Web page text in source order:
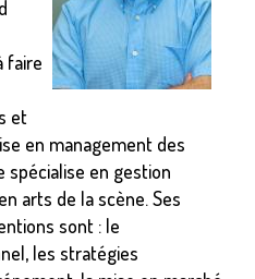
faire
et
en management des
en gestion
arts de la scène. Ses
sont : le
les stratégies